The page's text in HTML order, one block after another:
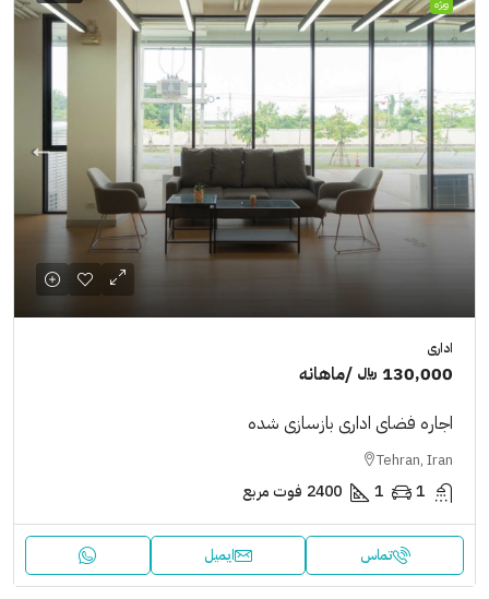
ویژه
اداری
130,000 ﷼
/ماهانه
اجاره فضای اداری بازسازی شده
Tehran, Iran
1
1
2400 فوت مربع
تماس ایمیل